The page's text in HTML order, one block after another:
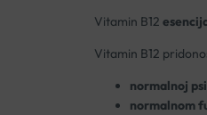
Vitamin B12
Vitamin B12
normalnoj
normalnom